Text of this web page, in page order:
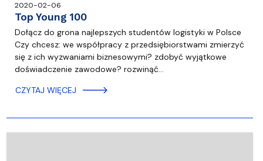
2020-02-06
Top Young 100
Dołącz do grona najlepszych studentów logistyki w Polsce
Czy chcesz: we współpracy z przedsiębiorstwami zmierzyć
się z ich wyzwaniami biznesowymi? zdobyć wyjątkowe
doświadczenie zawodowe? rozwinąć…
CZYTAJ WIĘCEJ